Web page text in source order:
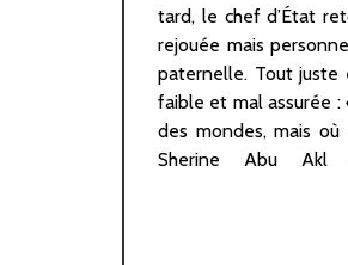
tard, le chef d’État
rejouée mais
paternelle. Tout juste
faible et mal assurée
des mondes, mais
Sherine Abu Akl
journaliste arabe que
En Syrie, Bachar al-
physique des